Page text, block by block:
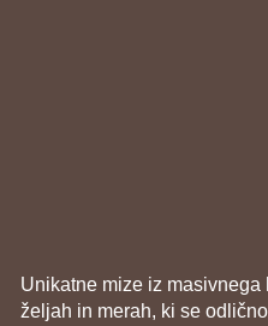
Unikatne mize iz
željah in merah, ki se